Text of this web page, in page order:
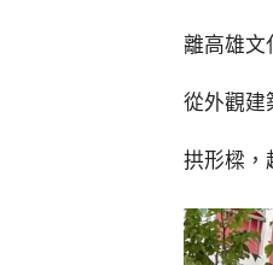
離高雄文
從外觀建
拱形樑，